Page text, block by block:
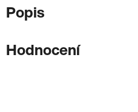
Popis
Hodnocení